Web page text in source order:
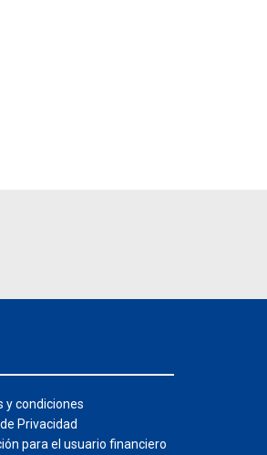
y condiciones
Privacidad
para el usuario financiero